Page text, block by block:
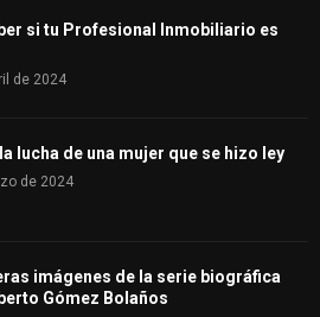
si tu Profesional Inmobiliario es
de 2024
lucha de una mujer que se hizo ley
de 2024
imágenes de la serie biográfica
Gómez Bolaños